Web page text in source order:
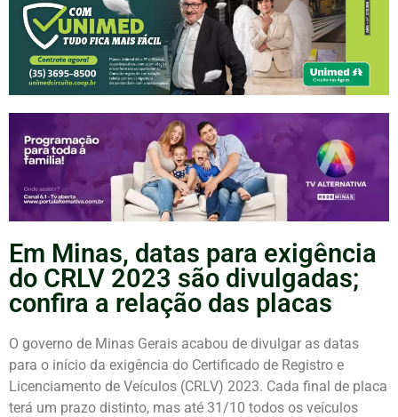
Em Minas, datas para exigência
do CRLV 2023 são divulgadas;
confira a relação das placas
O governo de Minas Gerais acabou de divulgar as datas
para o início da exigência do Certificado de Registro e
Licenciamento de Veículos (CRLV) 2023. Cada final de placa
terá um prazo distinto, mas até 31/10 todos os veículos